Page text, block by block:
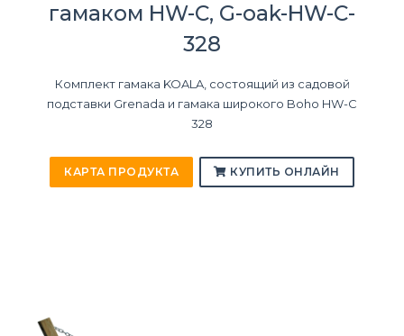
гамаком HW-C, G-oak-HW-C-
328
Комплект гамака KOALA, состоящий из садовой
подставки Grenada и гамака широкого Boho HW-C
328
КАРТА ПРОДУКТА КУПИТЬ ОНЛАЙН